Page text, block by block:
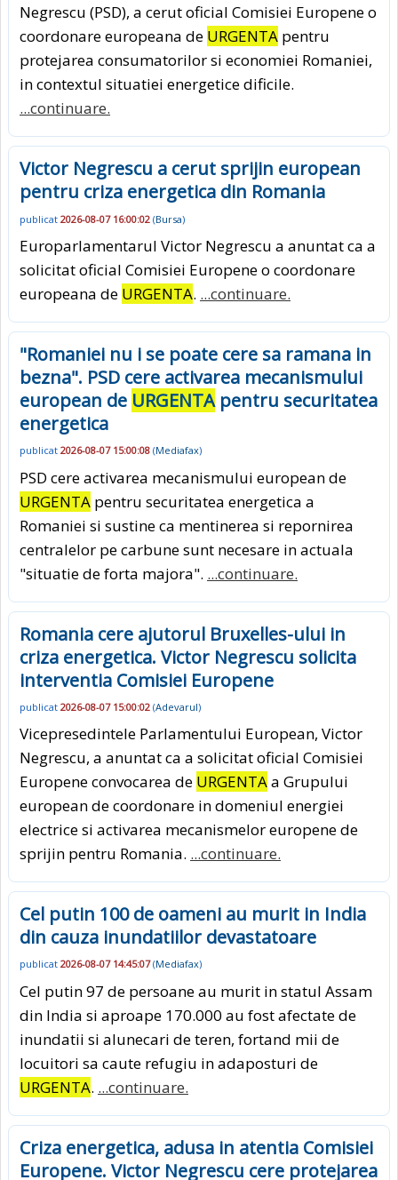
Negrescu (PSD), a cerut oficial Comisiei Europene o
coordonare europeana de URGENTA pentru
protejarea consumatorilor si economiei Romaniei,
in contextul situatiei energetice dificile.
...continuare.
Victor Negrescu a cerut sprijin european
pentru criza energetica din Romania
publicat 2026-08-07 16:00:02 (Bursa)
Europarlamentarul Victor Negrescu a anuntat ca a
solicitat oficial Comisiei Europene o coordonare
europeana de URGENTA. ...continuare.
"Romaniei nu i se poate cere sa ramana in
bezna". PSD cere activarea mecanismului
european de URGENTApentru securitatea
energetica
publicat 2026-08-07 15:00:08 (Mediafax)
PSD cere activarea mecanismului european de
URGENTA pentru securitatea energetica a
Romaniei si sustine ca mentinerea si repornirea
centralelor pe carbune sunt necesare in actuala
"situatie de forta majora". ...continuare.
Romania cere ajutorul Bruxelles-ului in
criza energetica. Victor Negrescu solicita
interventia Comisiei Europene
publicat 2026-08-07 15:00:02 (Adevarul)
Vicepresedintele Parlamentului European, Victor
Negrescu, a anuntat ca a solicitat oficial Comisiei
Europene convocarea de URGENTAa Grupului
european de coordonare in domeniul energiei
electrice si activarea mecanismelor europene de
sprijin pentru Romania. ...continuare.
Cel putin 100 de oameni au murit in India
din cauza inundatiilor devastatoare
publicat 2026-08-07 14:45:07(Mediafax)
Cel putin 97 de persoane au murit in statul Assam
din India si aproape 170.000 au fost afectate de
inundatii si alunecari de teren, fortand mii de
locuitori sa caute refugiu in adaposturi de
URGENTA. ...continuare.
Criza energetica, adusa in atentia Comisiei
Europene. Victor Negrescu cere protejarea